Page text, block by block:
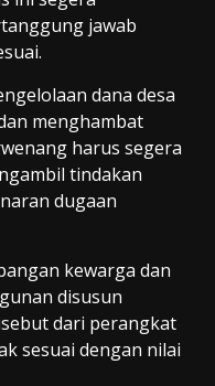
jawab
dana desa
menghambat
harus segera
tindakan
dugaan
kewarga dan
disusun
dari perangkat
sesuai dengan nilai